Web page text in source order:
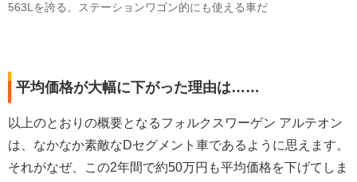
563Lを誇る。ステーションワゴン的にも使える車だ
平均価格が大幅に下がった理由は……
以上のとおりの概要となるフォルクスワーゲン アルテオン
は、なかなか素敵なDセグメント車であるように思えます。
それがなぜ、この2年間で約50万円も平均価格を下げてしま